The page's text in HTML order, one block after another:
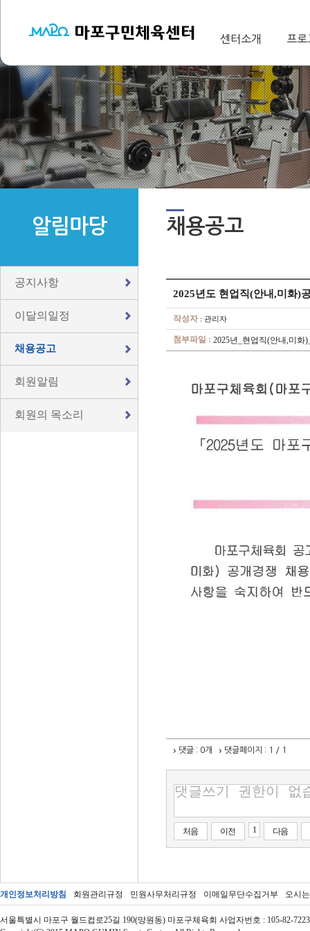
센터소개 프
알림마당
공지사항
이달의일정
채용공고
회원알림
회원의 목소리
채용공고
2025년도 현업직(안내,미화)
작성자 : 관리자
첨부파일 : 2025년_현업직(안내,미화
댓글 : 0개 댓글페이지 : 1 / 1
처음 이전 1 다음
개인정보처리방침 회원관리규정 민원사무처리규정 이메일무단수집거부 오시
서울특별시 마포구 월드컵로25길 190(망원동) 마포구체육회 사업자번호 : 105-82-